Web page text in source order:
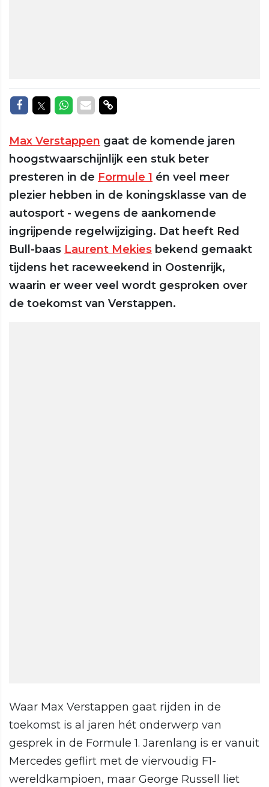
Delen op Facebook
Delen op Twitter
Delen op Whatsapp
Delen via Mail
Delen via link
Max Verstappen gaat de komende jaren
hoogstwaarschijnlijk een stuk beter
presteren in de Formule 1 én veel meer
plezier hebben in de koningsklasse van de
autosport - wegens de aankomende
ingrijpende regelwijziging. Dat heeft Red
Bull-baas Laurent Mekies bekend gemaakt
tijdens het raceweekend in Oostenrijk,
waarin er weer veel wordt gesproken over
de toekomst van Verstappen.
Waar Max Verstappen gaat rijden in de
toekomst is al jaren hét onderwerp van
gesprek in de Formule 1. Jarenlang is er vanuit
Mercedes geflirt met de viervoudig F1-
wereldkampioen, maar George Russell liet